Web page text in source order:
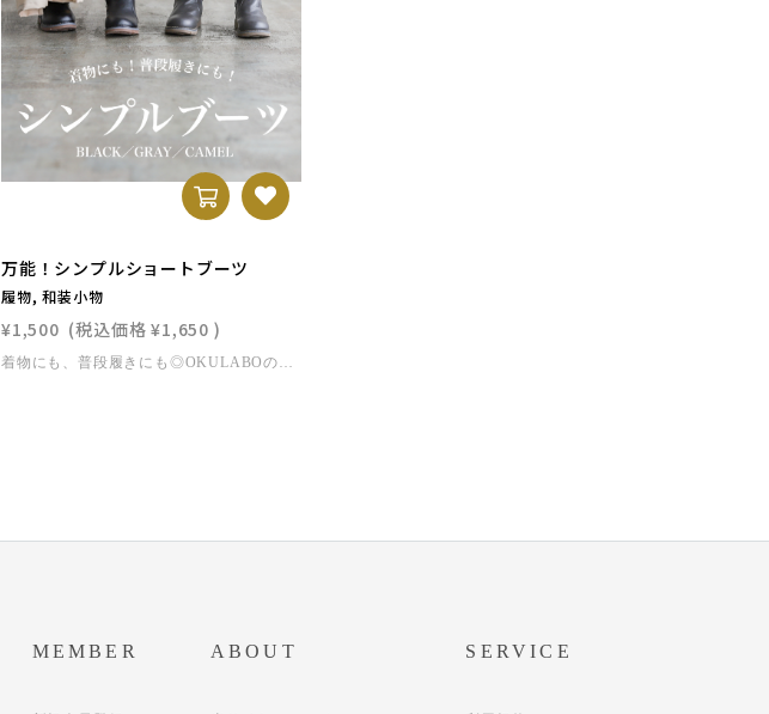
万能！シンプルショートブーツ
履物, 和装小物
¥1,500 (税込価格 ¥1,650 )
着物にも、普段履きにも◎OKULABOの着物レンタルでも貸し出しているショートブーツを入荷しました！レンタルや撮影会で履いてくださった皆様からも「かわいい！」「履きやすい！」「どんな服にでも合わせやすそう」とご好評をいただいております。持っていて損はない万能ショートブーツ、OKULABOデザイナーも一押しの商品です！カラーBLACKGRAYCAMELサイズ【24】15.0cm【25】15.5cm【26】15.7cm【27】16.3cm★ご注意※こちらはセレクト商品です。OKULABOオリジナル商品ではございません。※発送はご入金後2〜3営業日が目安となります。他の商品との同梱希望の場合には別途お問い合わせください。
MEMBER ABOUT SERVICE